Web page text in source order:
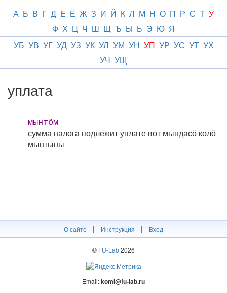
А Б В Г Д Е Ё Ж З И Й К Л М Н О П Р С Т У
Ф Х Ц Ч Ш Щ Ъ Ы Ь Э Ю Я
УБ УВ УГ УД УЗ УК УЛ УМ УН УП УР УС УТ УХ
УЧ УЩ
уплата
мынтӧм
сумма налога подлежит уплате вот мындасӧ колӧ
мынтыны
О сайте | Инструкция | Вход
© FU-Lab2026
Email:komi@fu-lab.ru